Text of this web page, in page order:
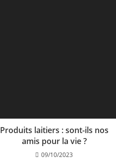
Produits laitiers : sont-ils nos
amis pour la vie ?
09/10/2023